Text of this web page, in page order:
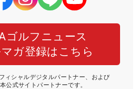
ゴルフニュース
ガ登録はこちら
ィシャルデジタルパートナー、および
公式サイトパートナーです。